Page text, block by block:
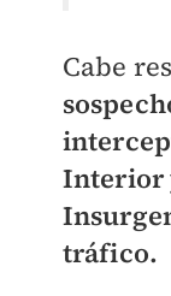
Cabe
Interior
tráfico.